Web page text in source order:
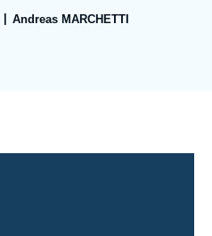
Andreas MARCHETTI